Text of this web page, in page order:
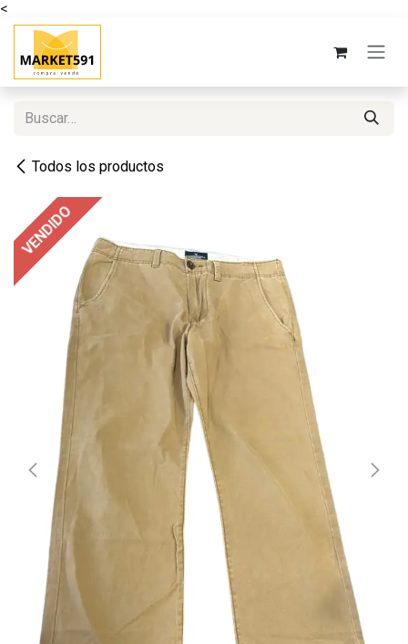
<
Ir al contenido
Todos los productos
VENDIDO